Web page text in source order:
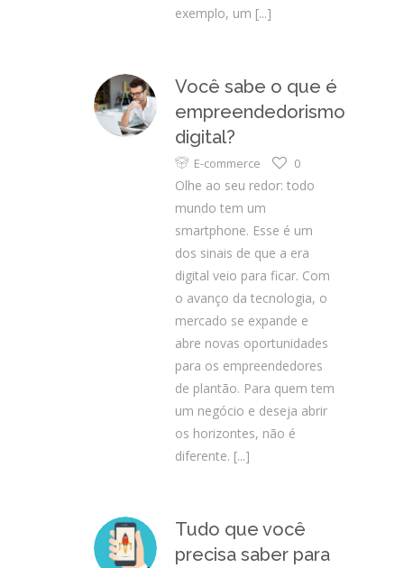
exemplo, um [...]
Você sabe o que é
empreendedorismo
digital?
E-commerce 0
Olhe ao seu redor: todo
mundo tem um
smartphone. Esse é um
dos sinais de que a era
digital veio para ficar. Com
o avanço da tecnologia, o
mercado se expande e
abre novas oportunidades
para os empreendedores
de plantão. Para quem tem
um negócio e deseja abrir
os horizontes, não é
diferente. [...]
Tudo que você
precisa saber para